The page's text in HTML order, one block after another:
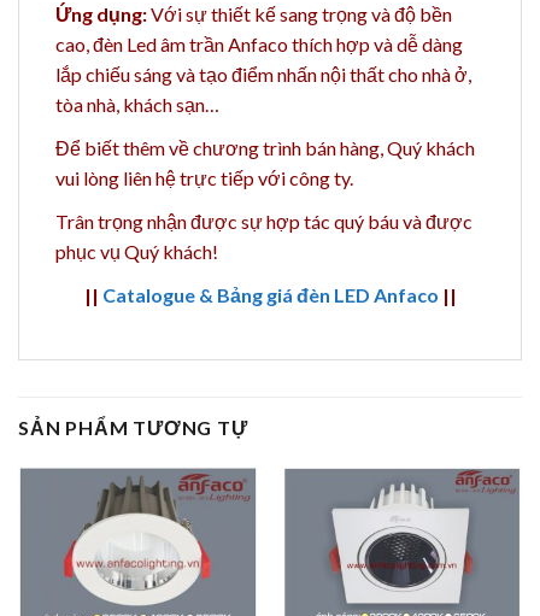
Ứng dụng:Với sự thiết kế sang trọng và độ bền
cao, đèn Led âm trần Anfaco thích hợp và dễ dàng
lắp chiếu sáng và tạo điểm nhấn nội thất cho nhà ở,
tòa nhà, khách sạn…
Để biết thêm về chương trình bán hàng, Quý khách
vui lòng liên hệ trực tiếp với công ty.
Trân trọng nhận được sự hợp tác quý báu và được
phục vụ Quý khách!
|| Catalogue & Bảng giá đèn LED Anfaco ||
SẢN PHẨM TƯƠNG TỰ